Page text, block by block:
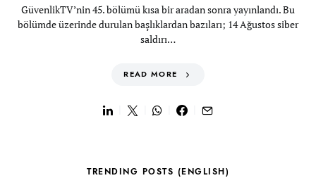
GüvenlikTV’nin 45. bölümü kısa bir aradan sonra yayınlandı. Bu
bölümde üzerinde durulan başlıklardan bazıları; 14 Ağustos siber
saldırı…
READ MORE
TRENDING POSTS (ENGLISH)